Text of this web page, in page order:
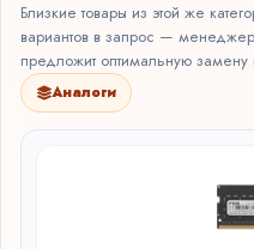
Близкие товары из этой же
вариантов в запрос —
предложит оптимальную
Аналоги